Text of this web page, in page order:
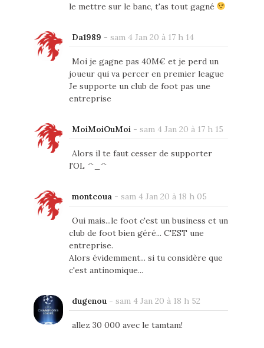
le mettre sur le banc, t'as tout gagné
Da1989 - sam 4 Jan 20 à 17 h 14
Moi je gagne pas 40M€ et je perd un
joueur qui va percer en premier league
Je supporte un club de foot pas une
entreprise
MoiMoiOuMoi - sam 4 Jan 20 à 17 h 15
Alors il te faut cesser de supporter
l'OL ^_^
montcoua - sam 4 Jan 20 à 18 h 05
Oui mais...le foot c'est un business et un
club de foot bien géré... C'EST une
entreprise.
Alors évidemment... si tu considère que
c'est antinomique...
dugenou - sam 4 Jan 20 à 18 h 52
allez 30 000 avec le tamtam!